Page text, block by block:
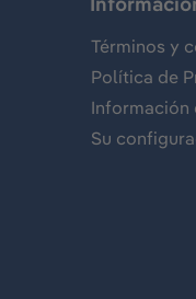
Términos y
Política de
Información
Su